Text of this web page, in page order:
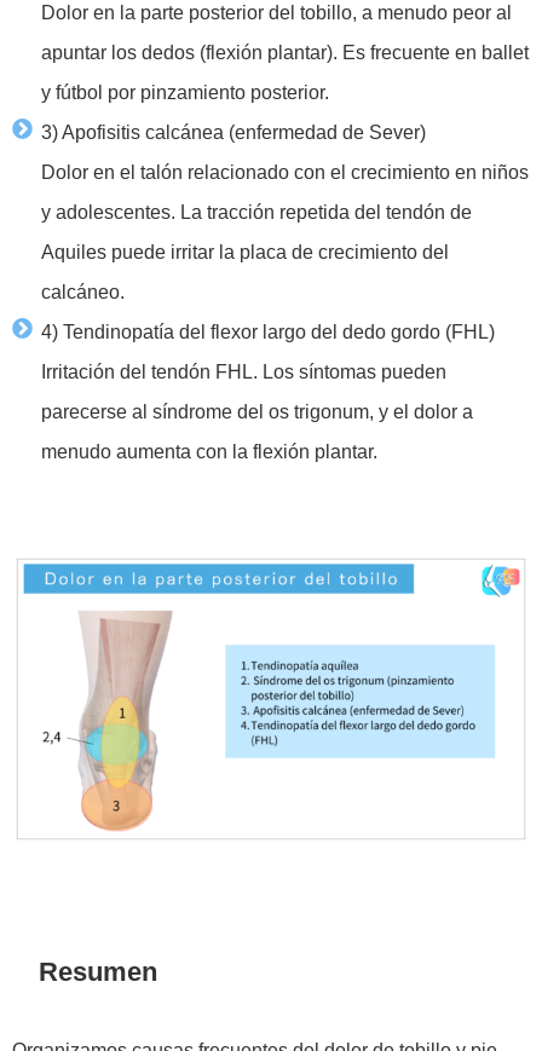
Dolor en la parte posterior del tobillo, a menudo peor al
apuntar los dedos (flexión plantar). Es frecuente en ballet
y fútbol por pinzamiento posterior.
3) Apofisitis calcánea (enfermedad de Sever)
Dolor en el talón relacionado con el crecimiento en niños
y adolescentes. La tracción repetida del tendón de
Aquiles puede irritar la placa de crecimiento del
calcáneo.
4) Tendinopatía del flexor largo del dedo gordo (FHL)
Irritación del tendón FHL. Los síntomas pueden
parecerse al síndrome del os trigonum, y el dolor a
menudo aumenta con la flexión plantar.
Resumen